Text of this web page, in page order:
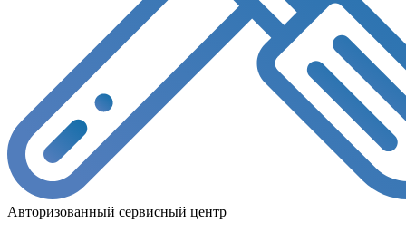
Авторизованный сервисный центр